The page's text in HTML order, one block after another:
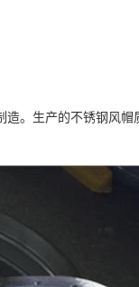
。生产的不锈钢风帽